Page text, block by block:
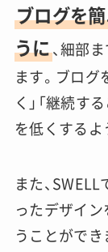
ブログを
うに、細部
ます。ブログ
く」「継続す
を低くするよ
また、
ったデザイ
うことができ